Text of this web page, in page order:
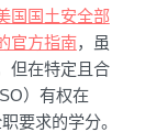
国国土安全部
官方指南，虽
但在特定且合
）有权在
要求的学分。